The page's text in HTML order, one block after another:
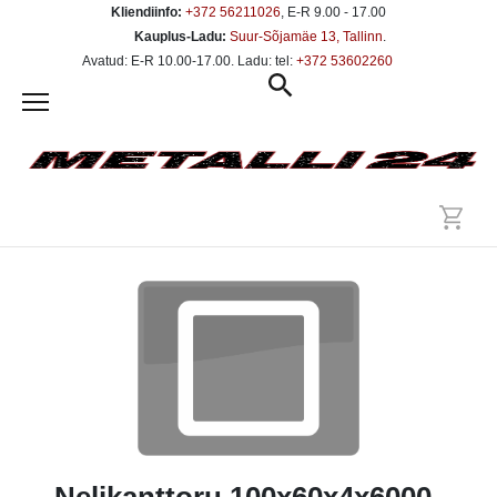
Kliendiinfo: +372 56211026, E-R 9.00 - 17.00
Kauplus-Ladu: Suur-Sõjamäe 13, Tallinn.
Avatud: E-R 10.00-17.00. Ladu: tel: +372 53602260